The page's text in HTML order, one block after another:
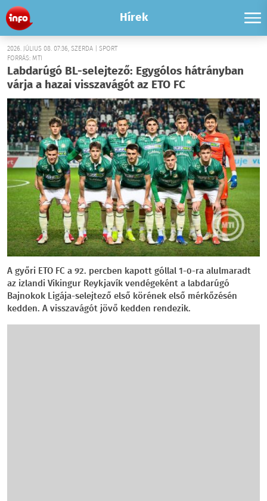
Hírek
2026. JÚLIUS 08. 07:36, SZERDA | SPORT
FORRÁS: MTI
Labdarúgó BL-selejtező: Egygólos hátrányban
várja a hazai visszavágót az ETO FC
A győri ETO FC a 92. percben kapott góllal 1-0-ra alulmaradt
az izlandi Vikingur Reykjavík vendégeként a labdarúgó
Bajnokok Ligája-selejtező első körének első mérkőzésén
kedden. A visszavágót jövő kedden rendezik.